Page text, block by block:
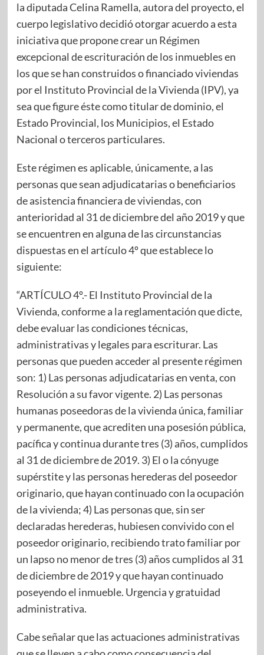
la diputada Celina Ramella, autora del proyecto, el
cuerpo legislativo decidió otorgar acuerdo a esta
iniciativa que propone crear un Régimen
excepcional de escrituración de los inmuebles en
los que se han construidos o financiado viviendas
por el Instituto Provincial de la Vivienda (IPV), ya
sea que figure éste como titular de dominio, el
Estado Provincial, los Municipios, el Estado
Nacional o terceros particulares.
Este régimen es aplicable, únicamente, a las
personas que sean adjudicatarias o beneficiarios
de asistencia financiera de viviendas, con
anterioridad al 31 de diciembre del año 2019 y que
se encuentren en alguna de las circunstancias
dispuestas en el artículo 4º que establece lo
siguiente:
“ARTÍCULO 4º.- El Instituto Provincial de la
Vivienda, conforme a la reglamentación que dicte,
debe evaluar las condiciones técnicas,
administrativas y legales para escriturar. Las
personas que pueden acceder al presente régimen
son: 1) Las personas adjudicatarias en venta, con
Resolución a su favor vigente. 2) Las personas
humanas poseedoras de la vivienda única, familiar
y permanente, que acrediten una posesión pública,
pacífica y continua durante tres (3) años, cumplidos
al 31 de diciembre de 2019. 3) El o la cónyuge
supérstite y las personas herederas del poseedor
originario, que hayan continuado con la ocupación
de la vivienda; 4) Las personas que, sin ser
declaradas herederas, hubiesen convivido con el
poseedor originario, recibiendo trato familiar por
un lapso no menor de tres (3) años cumplidos al 31
de diciembre de 2019 y que hayan continuado
poseyendo el inmueble. Urgencia y gratuidad
administrativa.
Cabe señalar que las actuaciones administrativas